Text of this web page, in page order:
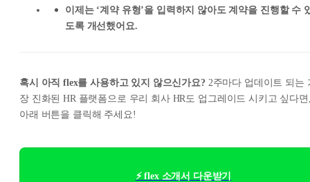
이제는 ‘계약 유형’을 입력하지 않아도 계약을 진행할 수
도록 개선했어요.
혹시 아직 flex를 사용하고 있지 않으신가요? 2주마다 업데이트 되는
장 진화된 HR 플랫폼으로 우리 회사 HR도 업그레이드 시키고 싶다
아래 버튼을 클릭해 주세요!
⚡ flex 소개서 다운받기